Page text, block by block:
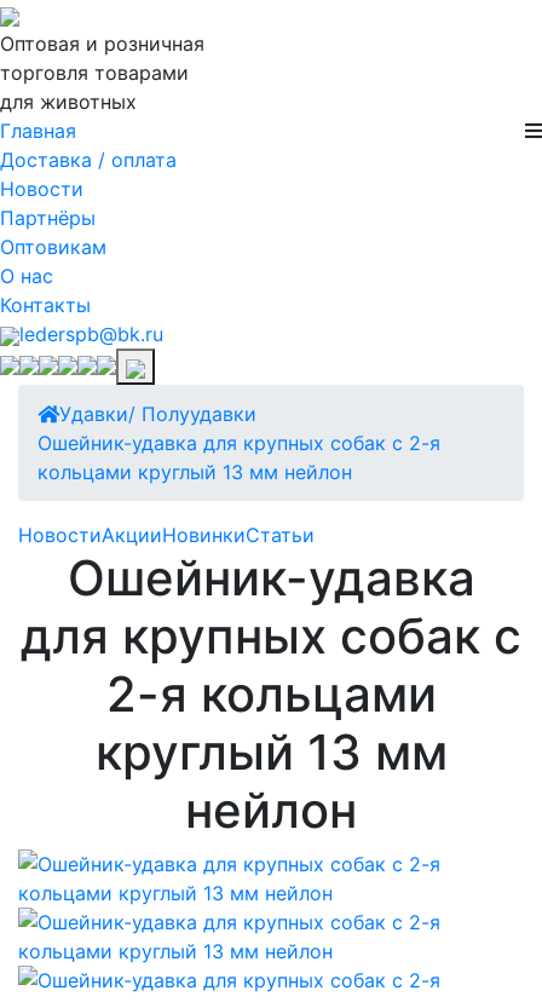
Оптовая и розничная
торговля товарами
для животных
Главная
Доставка / оплата
Новости
Партнёры
Оптовикам
О нас
Контакты
lederspb@bk.ru
Удавки/ Полуудавки
Ошейник-удавка для крупных собак с 2-я
кольцами круглый 13 мм нейлон
НовостиАкцииНовинкиСтатьи
Ошейник-удавка
для крупных собак с
2-я кольцами
круглый 13 мм
нейлон